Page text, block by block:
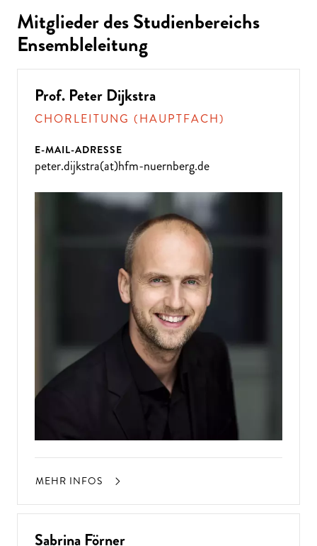
Mitglieder des Studienbereichs
Ensembleleitung
Prof. Peter Dijkstra
CHORLEITUNG (HAUPTFACH)
E-MAIL-ADRESSE
peter.dijkstra(at)hfm-nuernberg.de
MEHR INFOS
Sabrina Förner